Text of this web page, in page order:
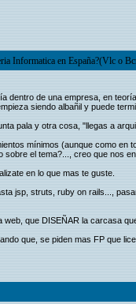
Informatica en España?(Vlc o
dentro de una empresa, en
siendo albañil y puede
pala y otra cosa, "llegas a
mínimos (aunque como
el tema?..., creo que nos
en lo que mas te guste.
jsp, struts, ruby on rails...,
que DISEÑAR la carcasa
que, se piden mas FP que